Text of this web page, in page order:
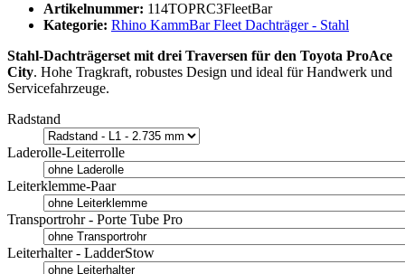
Artikelnummer: 114TOPRC3FleetBar
Kategorie: Rhino KammBar Fleet Dachträger - Stahl
Stahl-Dachträgerset mit drei Traversen für den Toyota ProAce
City. Hohe Tragkraft, robustes Design und ideal für Handwerk und
Servicefahrzeuge.
Radstand
Laderolle-Leiterrolle
Leiterklemme-Paar
Transportrohr - Porte Tube Pro
Leiterhalter - LadderStow